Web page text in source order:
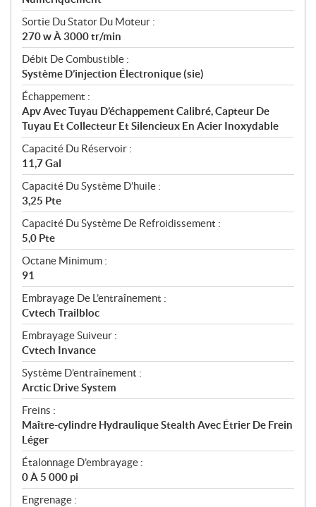
Sortie Du Stator Du Moteur :
270 w À 3000 tr/min
Débit De Combustible :
Système D’injection Électronique (sie)
Échappement :
Apv Avec Tuyau D’échappement Calibré, Capteur De
Tuyau Et Collecteur Et Silencieux En Acier Inoxydable
Capacité Du Réservoir :
11,7 Gal
Capacité Du Système D’huile :
3,25 Pte
Capacité Du Système De Refroidissement :
5,0 Pte
Octane Minimum :
91
Embrayage De L’entraînement :
Cvtech Trailbloc
Embrayage Suiveur :
Cvtech Invance
Système D’entraînement :
Arctic Drive System
Freins :
Maître-cylindre Hydraulique Stealth Avec Étrier De Frein
Léger
Étalonnage D’embrayage :
0 À 5 000 pi
Engrenage :